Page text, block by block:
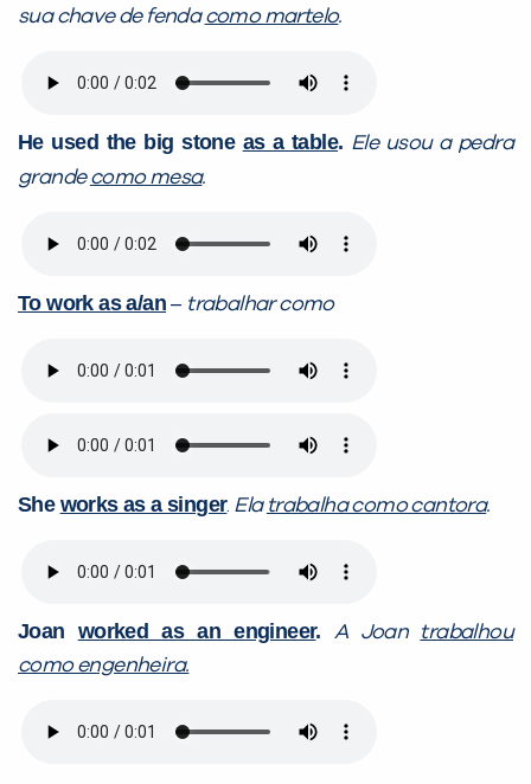
sua chave de fendacomo martelo.
He used the big stone as a table. Ele usou a pedra
grandecomo mesa.
To work as a/an – trabalhar como
She works as a singer. Ela trabalha como cantora.
Joan worked as an engineer.A Joan trabalhou
como engenheira.